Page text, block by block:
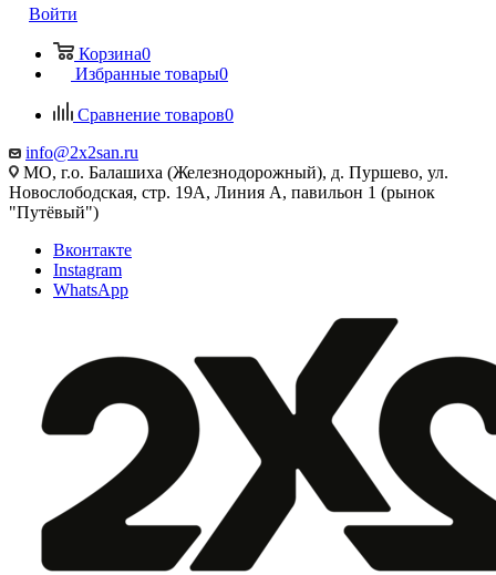
Войти
Корзина0
Избранные товары0
Сравнение товаров0
info@2x2san.ru
МО, г.о. Балашиха (Железнодорожный), д. Пуршево, ул.
Новослободская, стр. 19А, Линия А, павильон 1 (рынок
"Путёвый")
Вконтакте
Instagram
WhatsApp